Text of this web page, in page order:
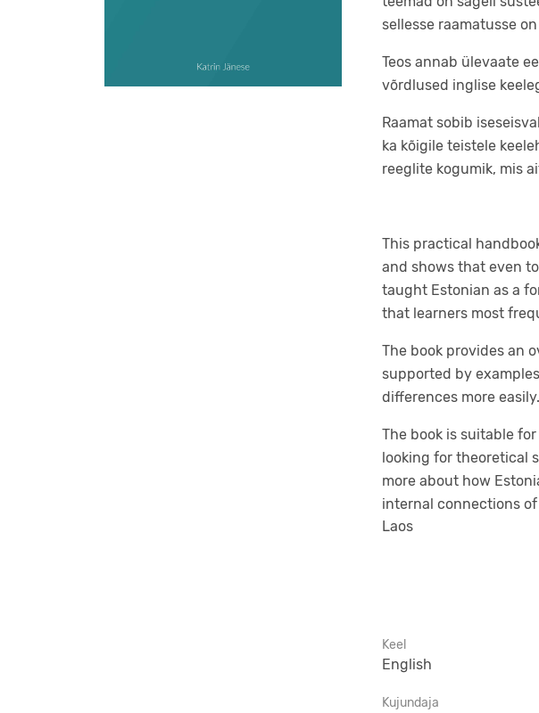
sellesse raamatusse
Teos annab ülevaate
võrdlused inglise
Raamat sobib
ka kõigile teistele
reeglite kogumik, mis
This practical
and shows that even
taught Estonian as a
that learners most
The book provides an
supported by
differences more easily.
The book is suitable
looking for theoretical
more about how
internal connections
Laos
Keel
English
Kujundaja